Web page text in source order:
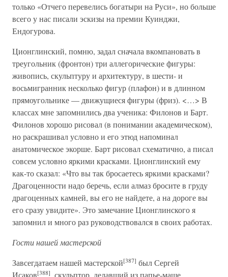
только «Отчего перевелись богатыри на Руси», но больше
всего у нас писали эскизы на премии Куинджи,
Ендогурова.
Ционглинский, помню, задал сначала вкомпановать в
треугольник (фронтон) три аллегорические фигуры:
живопись, скульптуру и архитектуру, в шести- и
восьмигранник несколько фигур (плафон) и в длинном
прямоугольнике — движущиеся фигуры (фриз). <…> В
классах мне запомнились два ученика: Филонов и Барт.
Филонов хорошо рисовал (в понимании академическом),
но раскрашивал условно и его этюд напоминал
анатомическое экорше. Барт рисовал схематично, а писал
совсем условно яркими красками. Ционглинский ему
как-то сказал: «Что вы так бросаетесь яркими красками?
Драгоценности надо беречь, если алмаз бросите в груду
драгоценных камней, вы его не найдете, а на дороге вы
его сразу увидите». Это замечание Ционглинского я
запомнил и много раз руководствовался в своих работах.
Гости нашей мастерской
Завсегдатаем нашей мастерской[387] был Сергей
Исаков[388] , скульптор, делавший из папье-маше,